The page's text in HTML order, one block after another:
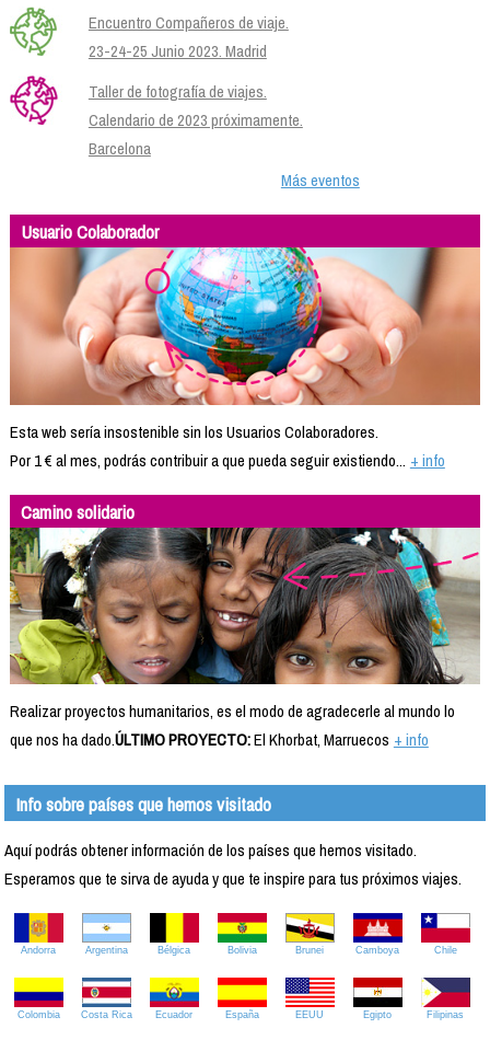
Encuentro Compañeros de viaje.
23-24-25 Junio 2023. Madrid
Taller de fotografía de viajes.
Calendario de 2023 próximamente.
Barcelona
Más eventos
Usuario Colaborador
Esta web sería insostenible sin los Usuarios Colaboradores.
Por 1 € al mes, podrás contribuir a que pueda seguir existiendo... + info
Camino solidario
Realizar proyectos humanitarios, es el modo de agradecerle al mundo lo
que nos ha dado.ÚLTIMO PROYECTO:El Khorbat, Marruecos + info
Info sobre países que hemos visitado
Aquí podrás obtener información de los países que hemos visitado.
Esperamos que te sirva de ayuda y que te inspire para tus próximos viajes.
Andorra Argentina Bélgica Bolivia Brunei Camboya Chile
Colombia Costa Rica Ecuador España EEUU Egipto Filipinas